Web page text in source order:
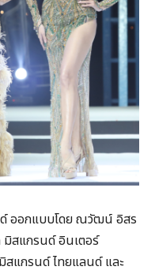
ออกแบบโดย ณวัฒน์ อิสร
มิสแกรนด์ อินเตอร์
แกรนด์ ไทยแลนด์ และ